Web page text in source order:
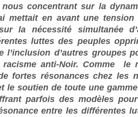
concentrant sur la
mettait en avant une
la nécessité simultanée
luttes des peuples
l’inclusion d’autres groupes
anti-Noir. Comme le
fortes résonances chez les
le soutien de toute une
parfois des modèles
entre les différentes